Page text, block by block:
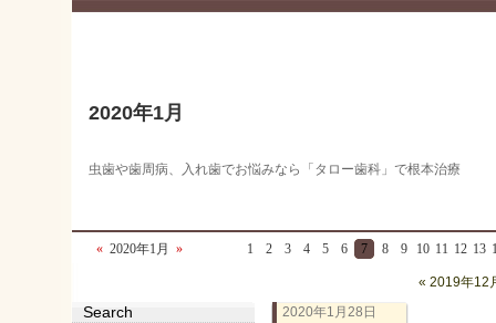
2020年1月
虫歯や歯周病、入れ歯でお悩みなら「タロー歯科」で根本治療
« 2020年1月 » 1 2 3 4 5 6 7 8 9 10 11 12 13
2020年1月28日
« 2019年12
Search